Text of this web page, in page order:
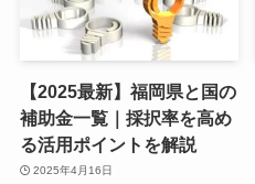
【2025最新】福岡県と国の
補助金一覧｜採択率を高め
る活用ポイントを解説
2025年4月16日